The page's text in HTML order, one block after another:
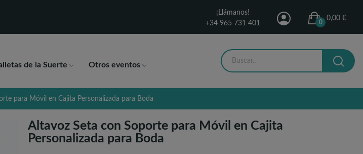
¡Llámanos!
+34 965 731 401
0,00 €
0
de la Suerte Otros eventos
para Móvil en Cajita Personalizada para Boda
Altavoz Seta con Soporte para Móvil en Cajita
Personalizada para Boda